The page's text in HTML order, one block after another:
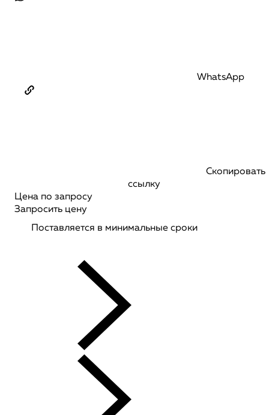
WhatsApp
Скопировать
ссылку
Цена по запросу
Запросить цену
Поставляется в минимальные сроки